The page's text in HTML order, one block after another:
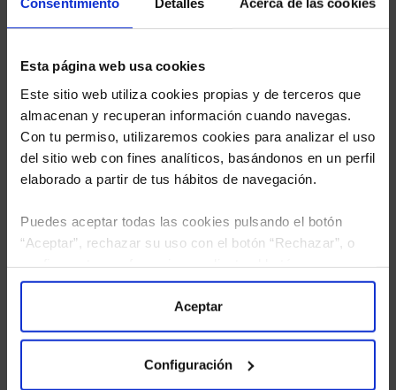
Esta página web usa cookies
Este sitio web utiliza cookies propias y de terceros que
almacenan y recuperan información cuando navegas.
Con tu permiso, utilizaremos cookies para analizar el uso
del sitio web con fines analíticos, basándonos en un perfil
elaborado a partir de tus hábitos de navegación.
Puedes aceptar todas las cookies pulsando el botón
“Aceptar”, rechazar su uso con el botón “Rechazar”, o
“Configuración”. Consulta nuestraPolítica
para más información.
Aceptar
Configuración
tratamiento de mis datos personales.